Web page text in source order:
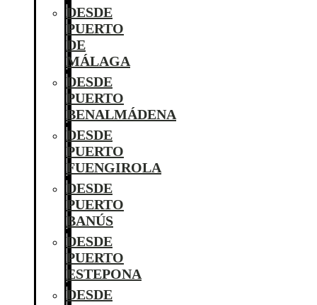
DESDE
PUERTO
DE
MÁLAGA
DESDE
PUERTO
BENALMÁDENA
DESDE
PUERTO
FUENGIROLA
DESDE
PUERTO
BANÚS
DESDE
PUERTO
ESTEPONA
DESDE